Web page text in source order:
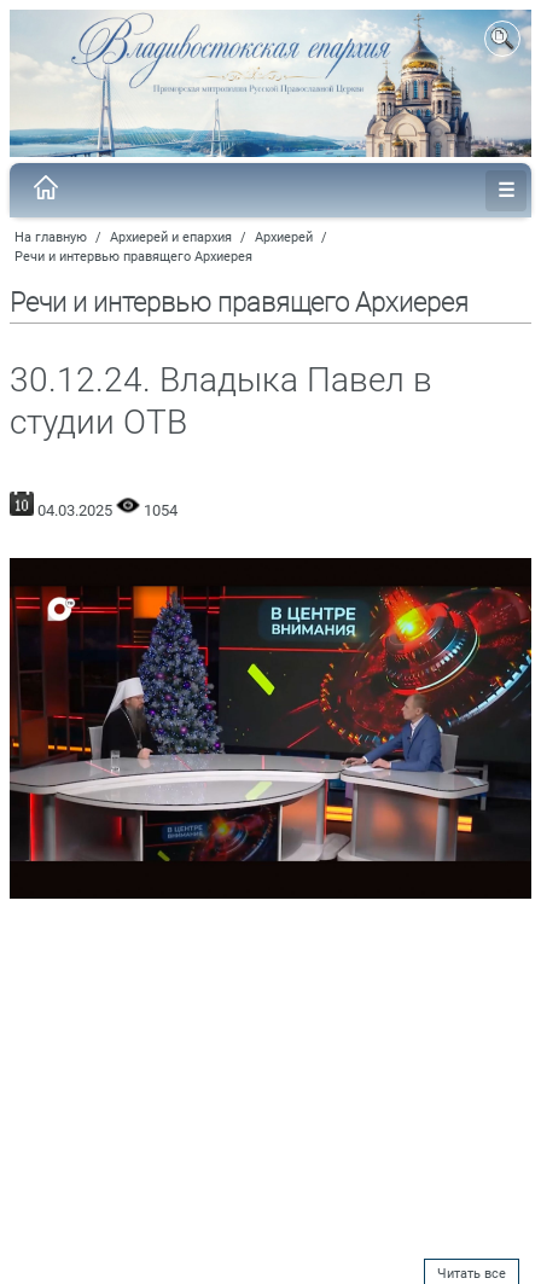
На главную / Архиерей и епархия / Архиерей /
Речи и интервью правящего Архиерея
Речи и интервью правящего Архиерея
30.12.24. Владыка Павел в
студии ОТВ
04.03.2025 1054
Читать все